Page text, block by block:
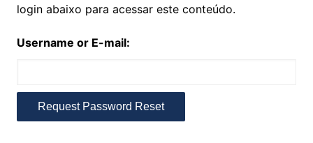
login abaixo para acessar este conteúdo.
Username or E-mail: